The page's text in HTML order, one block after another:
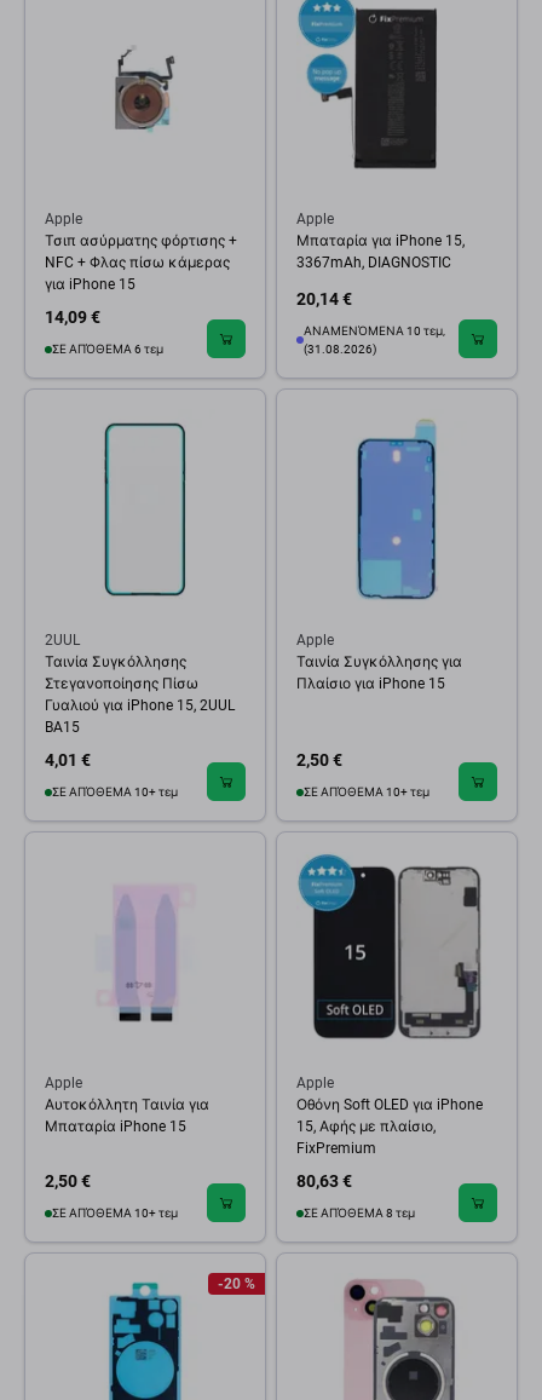
Apple
Τσιπ ασύρματης φόρτισης +
NFC + Φλας πίσω κάμερας
για iPhone 15
14,09 €
ΣΕ ΑΠΌΘΕΜΑ 6 τεμ
Apple
Μπαταρία για iPhone 15,
3367mAh, DIAGNOSTIC
20,14 €
ΑΝΑΜΕΝΌΜΕΝΑ 10 τεμ,
(31.08.2026)
2UUL
Ταινία Συγκόλλησης
Στεγανοποίησης Πίσω
Γυαλιού για iPhone 15, 2UUL
BA15
4,01 €
ΣΕ ΑΠΌΘΕΜΑ 10+ τεμ
Apple
Ταινία Συγκόλλησης για
Πλαίσιο για iPhone 15
2,50 €
ΣΕ ΑΠΌΘΕΜΑ 10+ τεμ
Apple
Αυτοκόλλητη Ταινία για
Μπαταρία iPhone 15
2,50 €
ΣΕ ΑΠΌΘΕΜΑ 10+ τεμ
Apple
Οθόνη Soft OLED για iPhone
15, Αφής με πλαίσιο,
FixPremium
80,63 €
ΣΕ ΑΠΌΘΕΜΑ 8 τεμ
-20 %